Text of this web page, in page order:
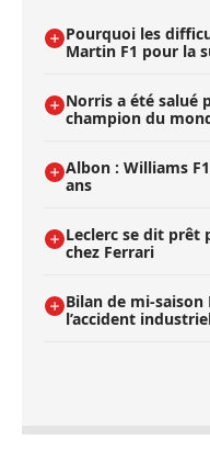
Pourquoi les
Martin F1 pour la
Norris a été salué
champion du
Albon : Williams
ans
Leclerc se dit prêt
chez Ferrari
Bilan de mi-saison
l’accident